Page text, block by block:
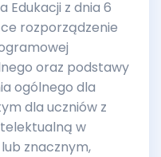
Edukacji z dnia 6
rozporządzenie
oraz podstawy
ogólnego dla
dla uczniów z
w
znacznym,